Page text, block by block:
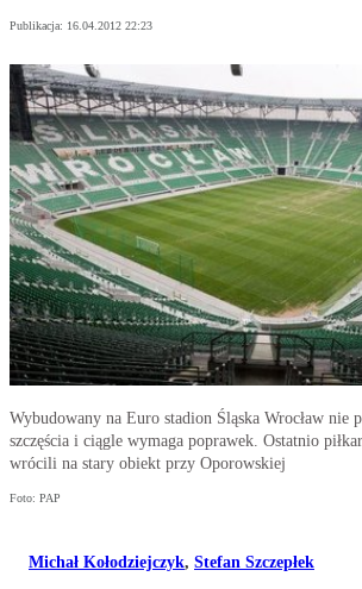
Publikacja: 16.04.2012 22:23
Wybudowany na Euro stadion Śląska Wrocław nie
szczęścia i ciągle wymaga poprawek. Ostatnio
wrócili na stary obiekt przy Oporowskiej
Foto: PAP
Michał Kołodziejczyk, Stefan Szczepłek